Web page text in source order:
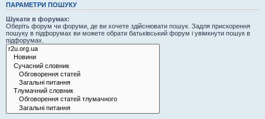
ПАРАМЕТРИ ПОШУКУ
Шукати в форумах:
Оберіть форум чи форуми, де ви хочете здійснювати пошук. Задля прискорення
пошуку в підфорумах ви можете обрати батьківський форум і увімкнути пошук в
підфорумах.